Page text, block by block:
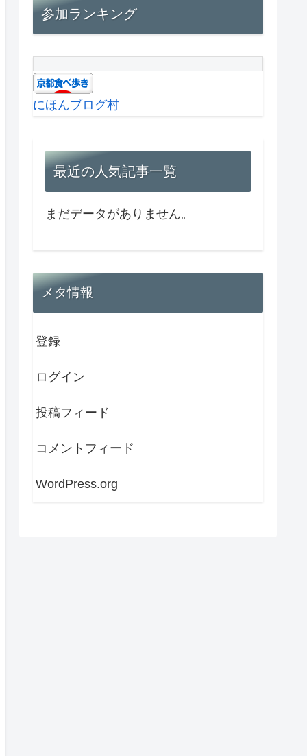
参加ランキング
にほんブログ村
最近の人気記事一覧
まだデータがありません。
メタ情報
登録
ログイン
投稿フィード
コメントフィード
WordPress.org